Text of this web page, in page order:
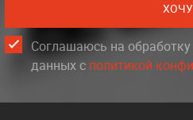
ХОЧУ
Соглашаюсь на
данных c политикой